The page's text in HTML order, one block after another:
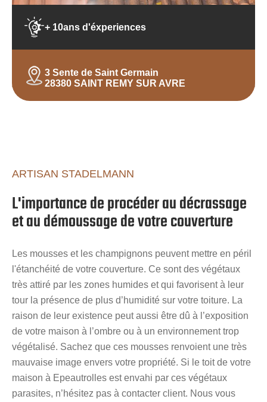
+ 10ans d'éxperiences
3 Sente de Saint Germain
28380 SAINT REMY SUR AVRE
ARTISAN STADELMANN
L'importance de procéder au décrassage
et au démoussage de votre couverture
Les mousses et les champignons peuvent mettre en péril
l'étanchéité de votre couverture. Ce sont des végétaux
très attiré par les zones humides et qui favorisent à leur
tour la présence de plus d’humidité sur votre toiture. La
raison de leur existence peut aussi être dû à l’exposition
de votre maison à l’ombre ou à un environnement trop
végétalisé. Sachez que ces mousses renvoient une très
mauvaise image envers votre propriété. Si le toit de votre
maison à Epeautrolles est envahi par ces végétaux
parasites, n’hésitez pas à contacter client. Nous vous